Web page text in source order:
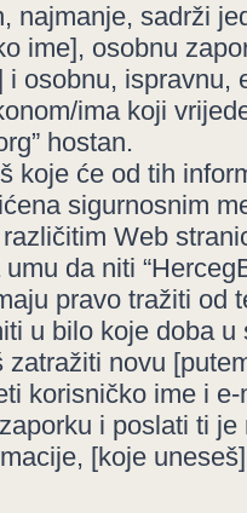
najmanje, sadrži
ime], osobnu
i osobnu, ispravnu,
ima koji
hostan.
koje će od tih
sigurnosnim
Web
da niti
pravo tražiti od
u bilo koje doba
zatražiti novu
korisničko ime i
i poslati ti je
[koje